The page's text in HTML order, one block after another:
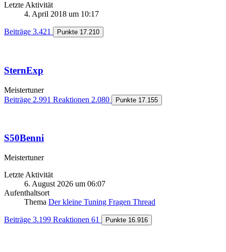
Letzte Aktivität
4. April 2018 um 10:17
Beiträge 3.421 Punkte 17.210
SternExp
Meistertuner
Beiträge 2.991 Reaktionen 2.080 Punkte 17.155
S50Benni
Meistertuner
Letzte Aktivität
6. August 2026 um 06:07
Aufenthaltsort
Thema Der kleine Tuning Fragen Thread
Beiträge 3.199 Reaktionen 61 Punkte 16.916